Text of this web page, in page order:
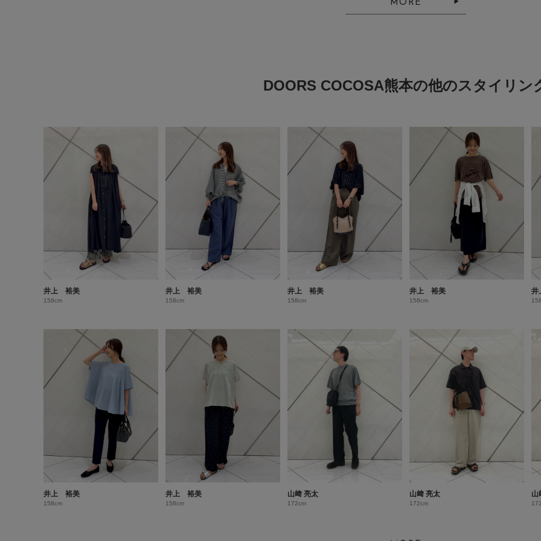
MORE
DOORS COCOSA熊本の他のスタイリン
井上 裕美
158cm
井上 裕美
158cm
井上 裕美
158cm
井上 裕美
158cm
井上 裕美
158cm
井上 裕美
158cm
山﨑 亮太
172cm
山﨑 亮太
172cm
山